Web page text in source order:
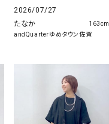
2026/07/27
たなか
andQuarterゆめタウン佐賀
163cm